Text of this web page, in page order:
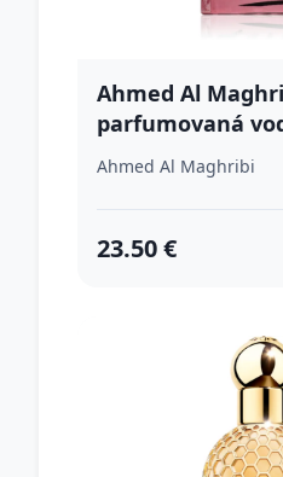
Ahmed Al
parfumovaná
ml
Ahmed Al Maghribi
23.50 €